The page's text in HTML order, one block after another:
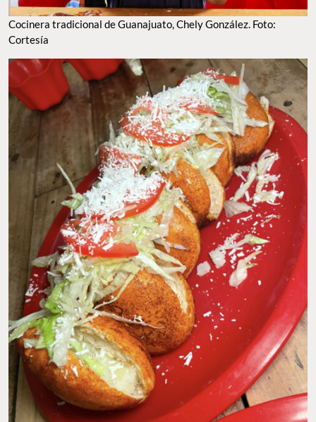
PAMBAZOS EN $10 PESOS EN SAN FRANCISCO DEL RINCÓN. FOTO: AÍDA Q.